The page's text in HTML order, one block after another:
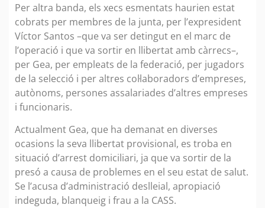
Per altra banda, els xecs esmentats haurien estat
cobrats per membres de la junta, per l’expresident
Víctor Santos –que va ser detingut en el marc de
l’operació i que va sortir en llibertat amb càrrecs–,
per Gea, per empleats de la federació, per jugadors
de la selecció i per altres col·laboradors d’empreses,
autònoms, persones assalariades d’altres empreses
i funcionaris.
Actualment Gea, que ha demanat en diverses
ocasions la seva llibertat provisional, es troba en
situació d’arrest domiciliari, ja que va sortir de la
presó a causa de problemes en el seu estat de salut.
Se l’acusa d’administració deslleial, apropiació
indeguda, blanqueig i frau a la CASS.